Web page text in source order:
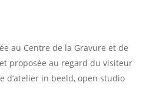
au Centre de la Gravure et de
proposée au regard du visiteur
d’atelier in beeld, open studio